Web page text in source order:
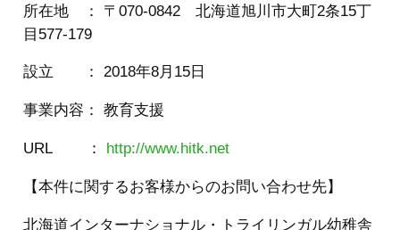
所在地 ： 〒070-0842 北海道旭川市大町2条15丁
目577-179
設立 ： 2018年8月15日
事業内容： 教育支援
URL ： http://www.hitk.net
【本件に関するお客様からのお問い合わせ先】
北海道インターナショナル・トライリンガル幼稚舎